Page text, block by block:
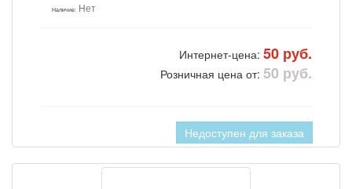
Наличие: Нет
Интернет-цена: 50 руб.
Розничная цена от: 50 руб.
Недоступен для заказа